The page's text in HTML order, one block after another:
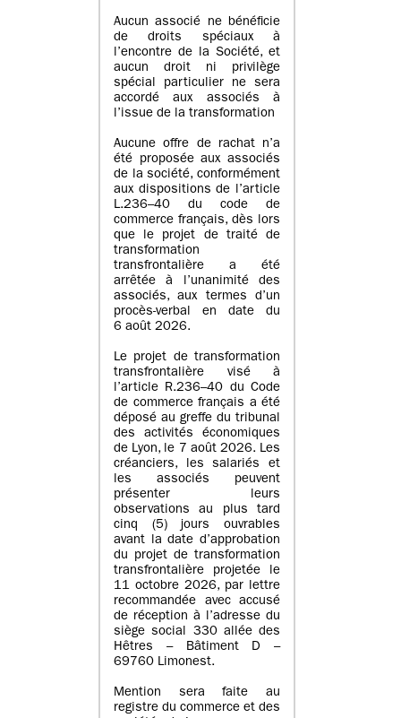
Aucun associé ne bénéficie
de droits spéciaux à
l’encontre de la Société, et
aucun droit ni privilège
spécial particulier ne sera
accordé aux associés à
l’issue de la transformation
Aucune offre de rachat n’a
été proposée aux associés
de la société, conformément
aux dispositions de l’article
L.236–40 du code de
commerce français, dès lors
que le projet de traité de
transformation
transfrontalière a été
arrêtée à l’unanimité des
associés, aux termes d’un
procès-verbal en date du
6 août 2026.
Le projet de transformation
transfrontalière visé à
l’article R.236–40 du Code
de commerce français a été
déposé au greffe du tribunal
des activités économiques
de Lyon, le 7 août 2026. Les
créanciers, les salariés et
les associés peuvent
présenter leurs
observations au plus tard
cinq (5) jours ouvrables
avant la date d’approbation
du projet de transformation
transfrontalière projetée le
11 octobre 2026, par lettre
recommandée avec accusé
de réception à l’adresse du
siège social 330 allée des
Hêtres – Bâtiment D –
69760 Limonest.
Mention sera faite au
registre du commerce et des